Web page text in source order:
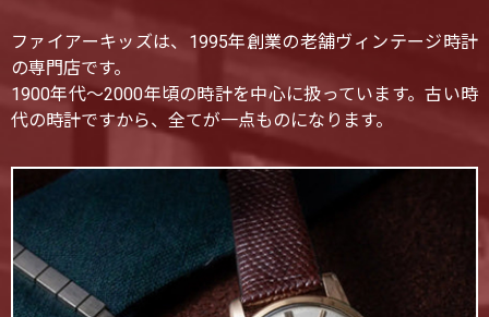
ファイアーキッズは、1995年創業の老舗ヴィンテージ時計
の専門店です。
1900年代〜2000年頃の時計を中心に扱っています。古い時
代の時計ですから、全てが一点ものになります。